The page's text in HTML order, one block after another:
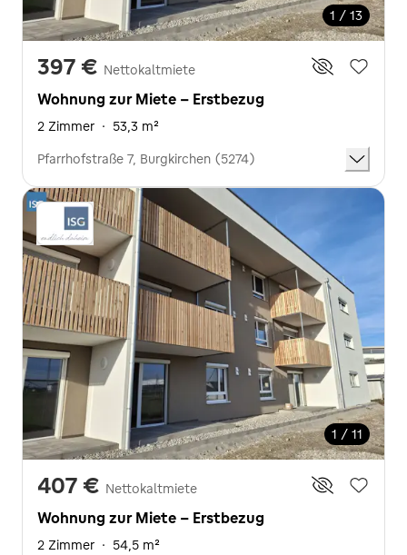
1 / 13
397 € Nettokaltmiete
Wohnung zur Miete - Erstbezug
2 Zimmer · 53,3 m²
Pfarrhofstraße 7, Burgkirchen (5274)
1 / 11
407 € Nettokaltmiete
Wohnung zur Miete - Erstbezug
2 Zimmer · 54,5 m²